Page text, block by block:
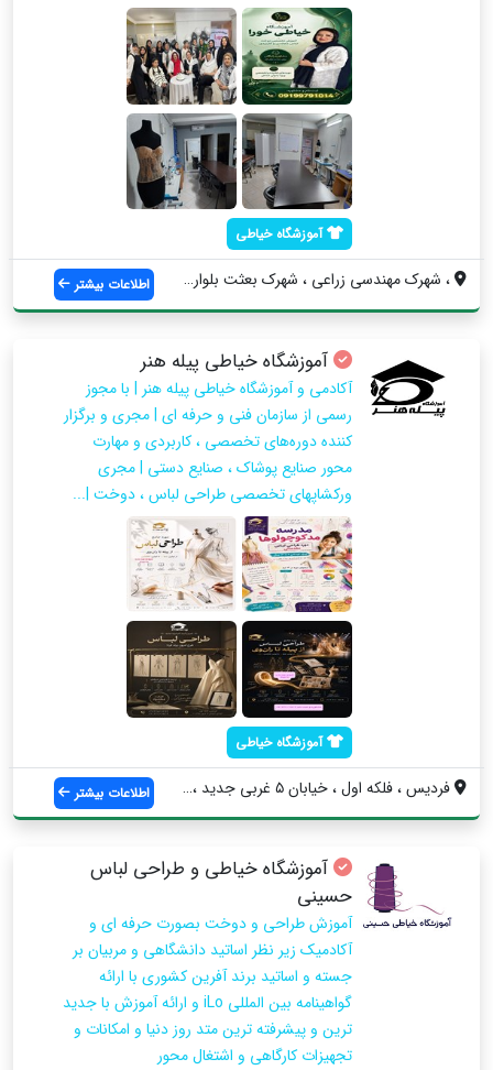
آموزشگاه خیاطی
، شهرک مهندسی زراعی ، شهرک بعثت بلوار س... اطلاعات بیشتر
آموزشگاه خیاطی پیله هنر
آکادمی و آموزشگاه خیاطی پیله هنر | با مجوز
رسمی از سازمان فنی و حرفه ای | مجری و برگزار
کننده دوره‌های تخصصی ، کاربردی و مهارت
محور صنایع پوشاک ، صنایع دستی | مجری
ورکشاپهای تخصصی طراحی لباس ، دوخت |...
آموزشگاه خیاطی
فردیس ، فلکه اول ، خیابان ۵ غربی جدید ، ... اطلاعات بیشتر
آموزشگاه خیاطی و طراحی لباس
حسینی
آموزش طراحی و دوخت بصورت حرفه ای و
آکادمیک زیر نظر اساتید دانشگاهی و مربیان بر
جسته و اساتید برند آفرین کشوری با ارائه
گواهینامه بین المللی iLo و ارائه آموزش با جدید
ترین و پیشرفته ترین متد روز دنیا و امکانات و
تجهیزات کارگاهی و اشتغال محور